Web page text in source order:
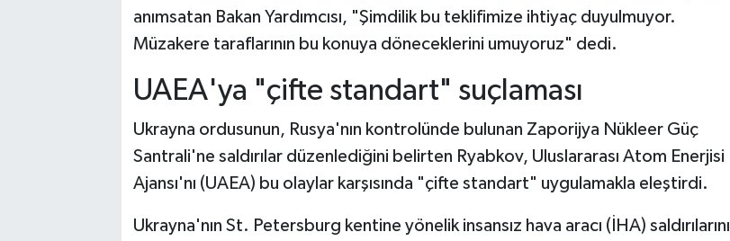
anımsatan Bakan Yardımcısı, "Şimdilik bu teklifimize ihtiyaç duyulmuyor.
Müzakere taraflarının bu konuya döneceklerini umuyoruz" dedi.
UAEA'ya "çifte standart" suçlaması
Ukrayna ordusunun, Rusya'nın kontrolünde bulunan Zaporijya Nükleer Güç
Santrali'ne saldırılar düzenlediğini belirten Ryabkov, Uluslararası Atom Enerjisi
Ajansı'nı (UAEA) bu olaylar karşısında "çifte standart" uygulamakla eleştirdi.
Ukrayna'nın St. Petersburg kentine yönelik insansız hava aracı (İHA) saldırılarını